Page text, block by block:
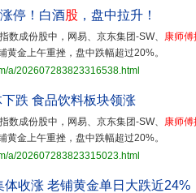
停！白酒股 ，盘中拉升！
数成份股中，网易、京东集团-SW、 康师傅
金上午重挫，盘中跌幅超过20%。
a/202607283823316538.html
下跌 食品饮料板块领涨
数成份股中，网易、京东集团-SW、 康师傅
金上午重挫，盘中跌幅超过20%。
a/202607283823315023.html
体收涨 老铺黄金单日大跌近24%